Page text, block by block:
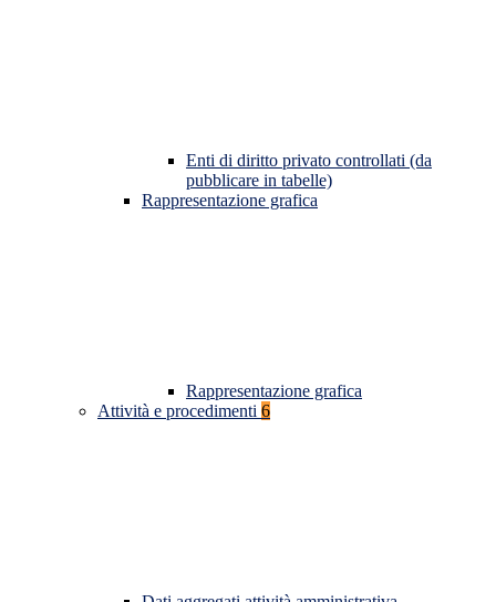
Enti di diritto privato controllati (da
pubblicare in tabelle)
Rappresentazione grafica
Rappresentazione grafica
Attività e procedimenti 6